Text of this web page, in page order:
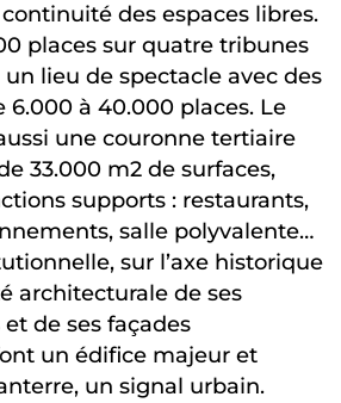
des espaces libres.
places sur quatre tribunes
lieu de spectacle avec des
6.000 à 40.000 places. Le
une couronne tertiaire
33.000 m2 de surfaces,
supports : restaurants,
salle polyvalente…
sur l’axe historique
architecturale de ses
de ses façades
un édifice majeur et
un signal urbain.